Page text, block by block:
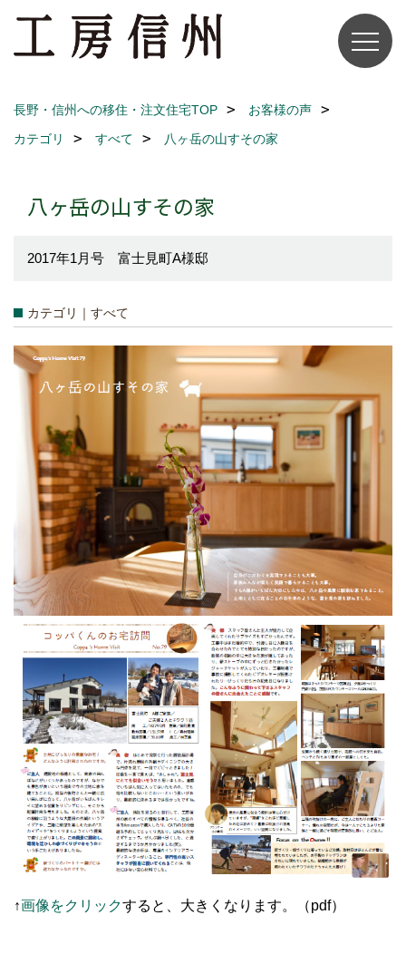
長野・信州への移住・注文住宅TOP
お客様の声
カテゴリ
すべて 八ヶ岳の山すその家
八ヶ岳の山すその家
2017年1月号 富士見町A様邸
カテゴリ｜すべて
↑画像をクリックすると、大きくなります。（pdf）